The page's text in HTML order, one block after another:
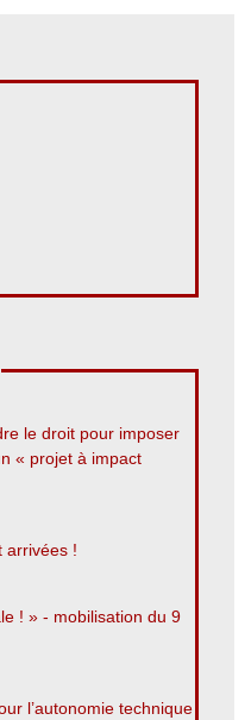
le droit pour imposer
« projet à impact
arrivées !
! » - mobilisation du 9
l’autonomie technique